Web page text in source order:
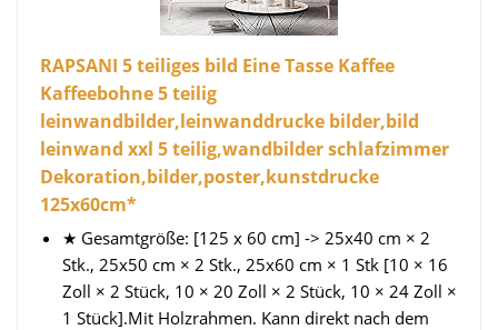
RAPSANI 5 teiliges bild Eine Tasse Kaffee
Kaffeebohne 5 teilig
leinwandbilder,leinwanddrucke bilder,bild
leinwand xxl 5 teilig,wandbilder schlafzimmer
Dekoration,bilder,poster,kunstdrucke
125x60cm*
★ Gesamtgröße: [125 x 60 cm] -> 25x40 cm × 2
Stk., 25x50 cm × 2 Stk., 25x60 cm × 1 Stk [10 × 16
Zoll × 2 Stück, 10 × 20 Zoll × 2 Stück, 10 × 24 Zoll ×
1 Stück].Mit Holzrahmen. Kann direkt nach dem